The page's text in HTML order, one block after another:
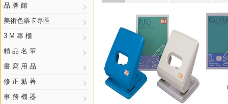
品 牌 館
美術色票卡專區
3 M 專 櫃
精 品 名 筆
書 寫 用 品
修 正 黏 著
事 務 機 器